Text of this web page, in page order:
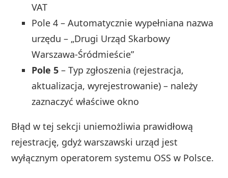
VAT
Pole 4 – Automatycznie wypełniana nazwa
urzędu – „Drugi Urząd Skarbowy
Warszawa-Śródmieście”
Pole 5 – Typ zgłoszenia (rejestracja,
aktualizacja, wyrejestrowanie) – należy
zaznaczyć właściwe okno
Błąd w tej sekcji uniemożliwia prawidłową
rejestrację, gdyż warszawski urząd jest
wyłącznym operatorem systemu OSS w Polsce.